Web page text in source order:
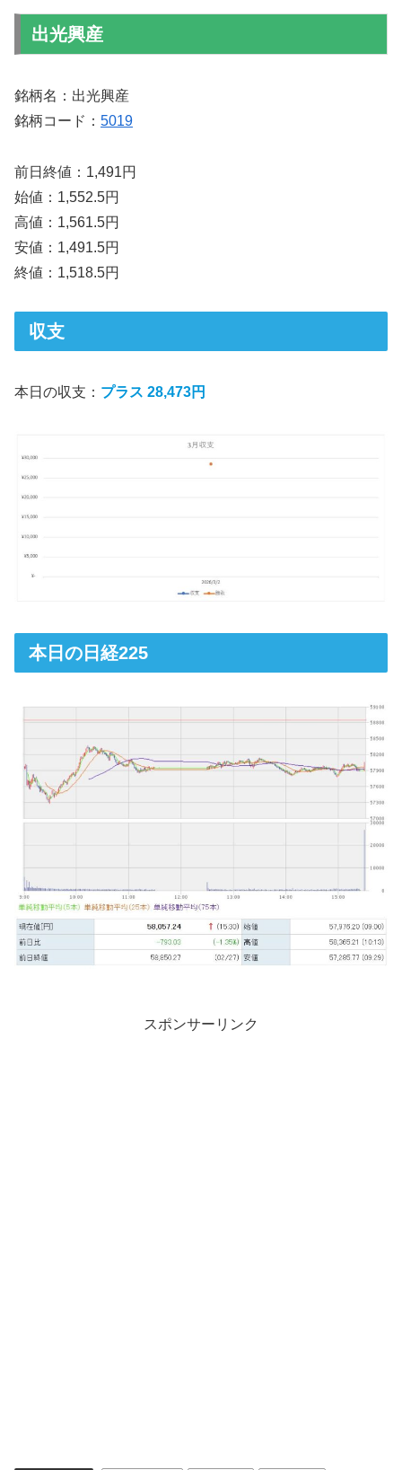
出光興産
銘柄名：出光興産
銘柄コード： 5019
前日終値：1,491円
始値：1,552.5円
高値：1,561.5円
安値：1,491.5円
終値：1,518.5円
収支
本日の収支： プラス 28,473円
本日の日経225
スポンサーリンク